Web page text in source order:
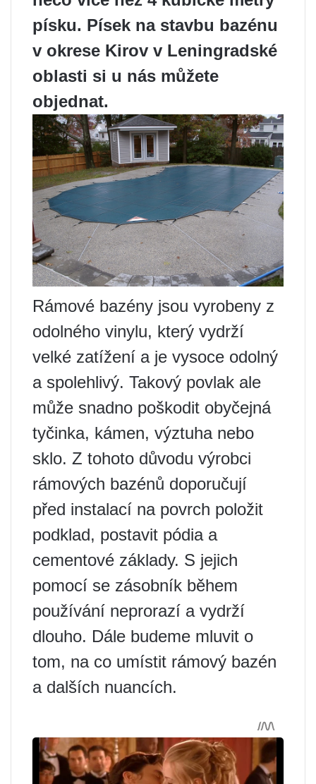
písku. Písek na stavbu bazénu
v okrese Kirov v Leningradské
oblasti si u nás můžete
objednat.
Rámové bazény jsou vyrobeny z
odolného vinylu, který vydrží
velké zatížení a je vysoce odolný
a spolehlivý. Takový povlak ale
může snadno poškodit obyčejná
tyčinka, kámen, výztuha nebo
sklo. Z tohoto důvodu výrobci
rámových bazénů doporučují
před instalací na povrch položit
podklad, postavit pódia a
cementové základy. S jejich
pomocí se zásobník během
používání neprorazí a vydrží
dlouho. Dále budeme mluvit o
tom, na co umístit rámový bazén
a dalších nuancích.